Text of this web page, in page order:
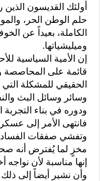
أولئك القديسون
حلم الوطن الحر،
الكاملة، بعيداً عن
وميليشياتها.
إن الأمية السياسية
قائمة على المحاصصة
الحقيقي للمشكلة
وسائر وسائل البث
ودوره في بناء التجربة
فانتهى الأمر إلى
وتفشي صفقات
مخزٍ لما يُفترض أنه
إنها مناسبة لأن
وأن نشير أيضاً إلى